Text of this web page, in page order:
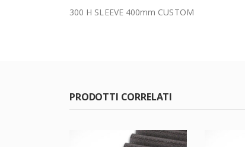
300 H SLEEVE 400mm CUSTOM
PRODOTTI CORRELATI